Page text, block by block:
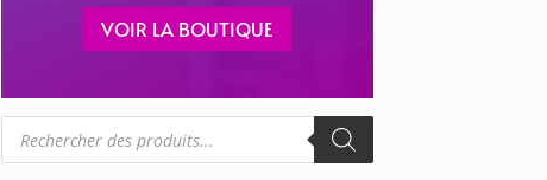
VOIR LA BOUTIQUE
Recherche
de
produits